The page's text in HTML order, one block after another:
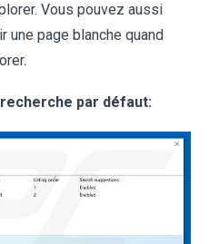
Vous pouvez aussi
une page blanche quand
par défaut: